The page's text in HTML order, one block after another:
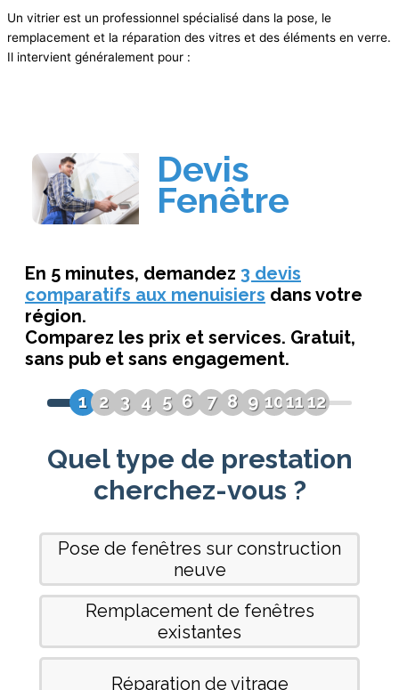
Un vitrier est un professionnel spécialisé dans la pose, le
remplacement et la réparation des vitres et des éléments en verre.
Il intervient généralement pour :